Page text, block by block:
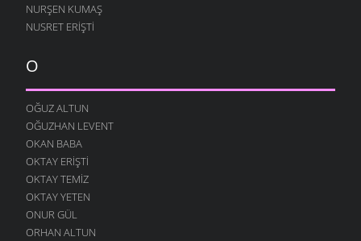
NURŞEN KUMAŞ
NUSRET ERIŞTI
O
OĞUZ ALTUN
OĞUZHAN LEVENT
OKAN BABA
OKTAY ERIŞTI
OKTAY TEMIZ
OKTAY YETEN
ONUR GÜL
ORHAN ALTUN